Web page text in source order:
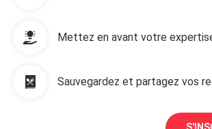
Mettez en avant votre
Sauvegardez et partagez vos